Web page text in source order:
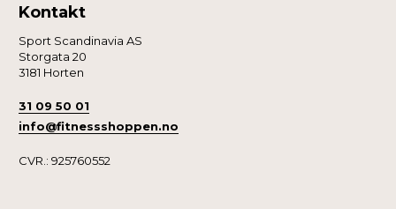
Kontakt
Sport Scandinavia AS
Storgata 20
3181 Horten
31 09 50 01
info@fitnessshoppen.no
CVR.: 925760552